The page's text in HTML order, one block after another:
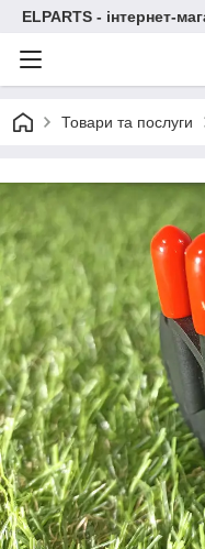
ELPARTS - інтернет-
Товари та послуги